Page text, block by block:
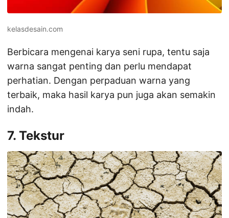
kelasdesain.com
Berbicara mengenai karya seni rupa, tentu saja
warna sangat penting dan perlu mendapat
perhatian. Dengan perpaduan warna yang
terbaik, maka hasil karya pun juga akan semakin
indah.
7. Tekstur